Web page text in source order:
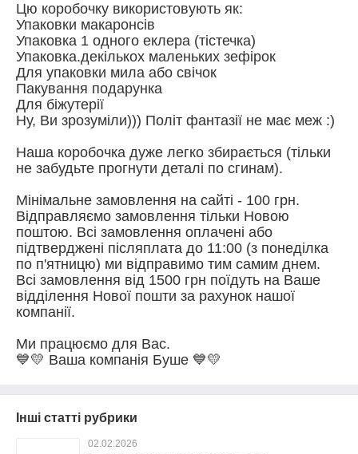
Цю коробочку використовують як:
Упаковки макаронсів
Упаковка 1 одного еклера (тістечка)
Упаковка.декількох маленьких зефірок
Для упаковки мила або свічок
Пакування подарунка
Для біжутерії
Ну, Ви зрозуміли))) Політ фантазії не має меж :)
Наша коробочка дуже легко збирається (тільки
не забудьте прогнути деталі по сгинам).
Мінімальне замовлення на сайті - 100 грн.
Відправляємо замовлення тільки Новою
поштою. Всі замовлення оплачені або
підтверджені післяплата до 11:00 (з понеділка
по п'ятницю) ми відправимо тим самим днем.
Всі замовлення від 1500 грн поїдуть на Ваше
відділення Нової пошти за рахунок нашої
компанії.
Ми працюємо для Вас.
💙💛 Ваша компанія Буше 💙💛
Інші статті рубрики
02.02.2026